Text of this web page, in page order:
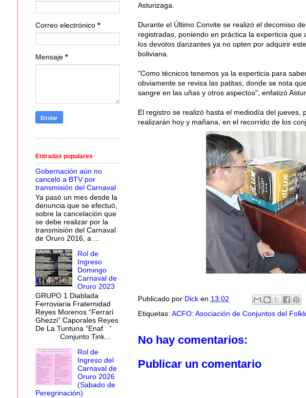
Asturizaga.
Durante el Último Convite se realizó el decomiso
registradas, poniendo en práctica la experticia
los devotos danzantes ya no opten por adquirir
boliviana.
"Como técnicos tenemos ya la experticia para
obviamente se revisa las patitas, donde se nota
sangre en las uñas y otros aspectos", enfatizó
El registro se realizó hasta el mediodía del
realizarán hoy y mañana, en el recorrido de los
Publicado por Dick en 13:02
Etiquetas: ACFO: Asociación de Conjuntos del
No hay comentarios:
Publicar un comentario
Correo electrónico *
Mensaje *
Entradas populares
Gobernación aún no
canceló a BTV por
transmisión del Carnaval
Ya pasó un mes desde la
denuncia que se efectuó,
sobre la cancelación que
se debe realizar por la
transmisión del Carnaval
de Oruro 2016, a ...
Rol de
Ingreso
Domingo
Carnaval de
Oruro 2023
GRUPO 1 Diablada
Ferroviaria Fraternidad
Reyes Morenos “Ferrari
Ghezzi” Caporales Reyes
De La Tuntuna “Enaf ”
Conjunto Tink...
Rol de
Ingreso del
Carnaval de
Oruro 2026
(Sabado de
Peregrinación)